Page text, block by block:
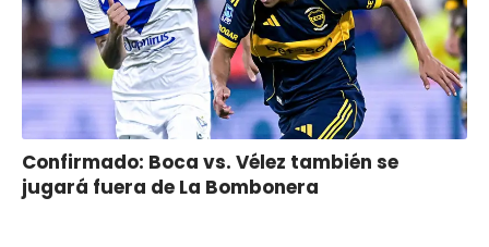
Confirmado: Boca vs. Vélez también se
jugará fuera de La Bombonera